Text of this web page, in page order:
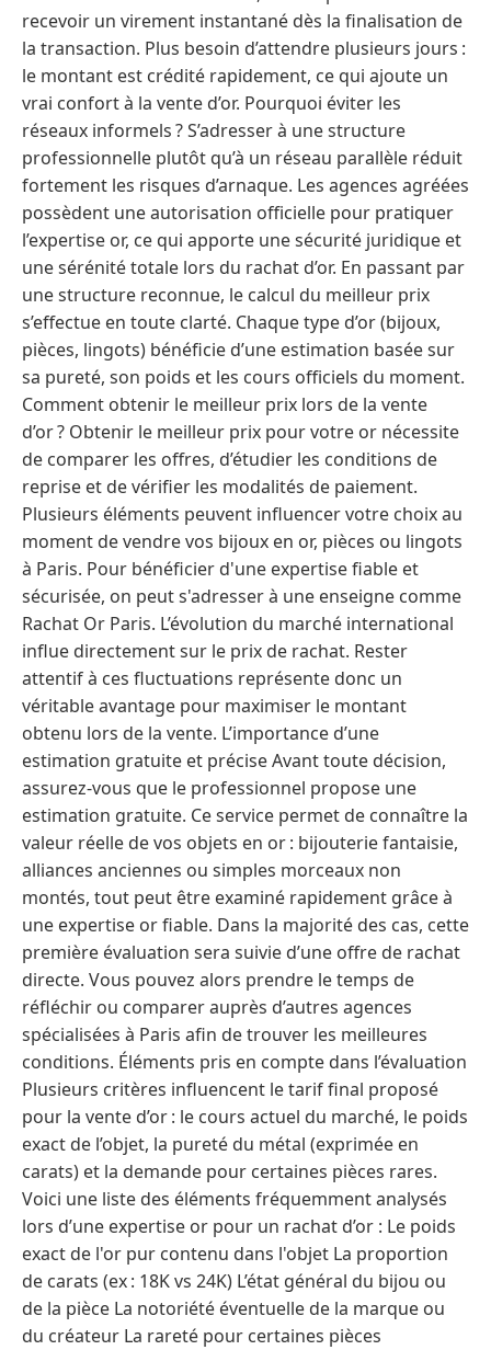
recevoir un virement instantané dès la finalisation de
la transaction. Plus besoin d’attendre plusieurs jours :
le montant est crédité rapidement, ce qui ajoute un
vrai confort à la vente d’or. Pourquoi éviter les
réseaux informels ? S’adresser à une structure
professionnelle plutôt qu’à un réseau parallèle réduit
fortement les risques d’arnaque. Les agences agréées
possèdent une autorisation officielle pour pratiquer
l’expertise or, ce qui apporte une sécurité juridique et
une sérénité totale lors du rachat d’or. En passant par
une structure reconnue, le calcul du meilleur prix
s’effectue en toute clarté. Chaque type d’or (bijoux,
pièces, lingots) bénéficie d’une estimation basée sur
sa pureté, son poids et les cours officiels du moment.
Comment obtenir le meilleur prix lors de la vente
d’or ? Obtenir le meilleur prix pour votre or nécessite
de comparer les offres, d’étudier les conditions de
reprise et de vérifier les modalités de paiement.
Plusieurs éléments peuvent influencer votre choix au
moment de vendre vos bijoux en or, pièces ou lingots
à Paris. Pour bénéficier d'une expertise fiable et
sécurisée, on peut s'adresser à une enseigne comme
Rachat Or Paris. L’évolution du marché international
influe directement sur le prix de rachat. Rester
attentif à ces fluctuations représente donc un
véritable avantage pour maximiser le montant
obtenu lors de la vente. L’importance d’une
estimation gratuite et précise Avant toute décision,
assurez-vous que le professionnel propose une
estimation gratuite. Ce service permet de connaître la
valeur réelle de vos objets en or : bijouterie fantaisie,
alliances anciennes ou simples morceaux non
montés, tout peut être examiné rapidement grâce à
une expertise or fiable. Dans la majorité des cas, cette
première évaluation sera suivie d’une offre de rachat
directe. Vous pouvez alors prendre le temps de
réfléchir ou comparer auprès d’autres agences
spécialisées à Paris afin de trouver les meilleures
conditions. Éléments pris en compte dans l’évaluation
Plusieurs critères influencent le tarif final proposé
pour la vente d’or : le cours actuel du marché, le poids
exact de l’objet, la pureté du métal (exprimée en
carats) et la demande pour certaines pièces rares.
Voici une liste des éléments fréquemment analysés
lors d’une expertise or pour un rachat d’or : Le poids
exact de l'or pur contenu dans l'objet La proportion
de carats (ex : 18K vs 24K) L’état général du bijou ou
de la pièce La notoriété éventuelle de la marque ou
du créateur La rareté pour certaines pièces